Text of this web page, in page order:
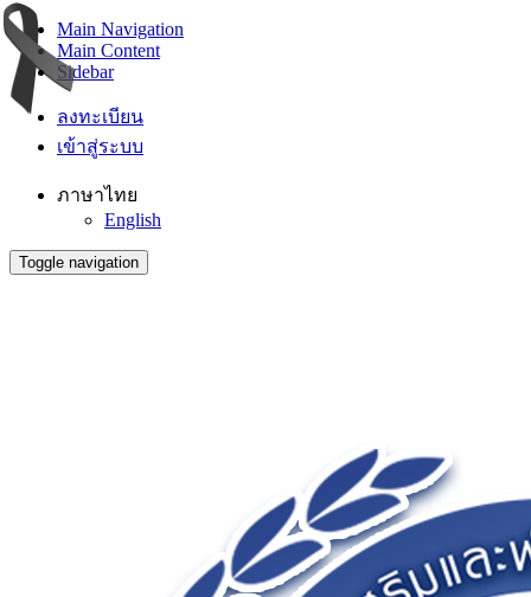
Main Navigation
Main Content
Sidebar
ลงทะเบียน
เข้าสู่ระบบ
ภาษาไทย
English
Toggle navigation